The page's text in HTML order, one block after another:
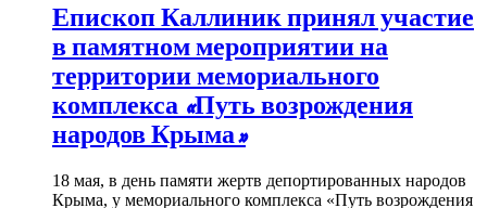
Епископ Каллиник принял участие
в памятном мероприятии на
территории мемориального
комплекса «Путь возрождения
народов Крыма»
18 мая, в день памяти жертв депортированных народов
Крыма, у мемориального комплекса «Путь возрождения